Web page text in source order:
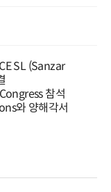
SL (Sanzar
참석
와 양해각서